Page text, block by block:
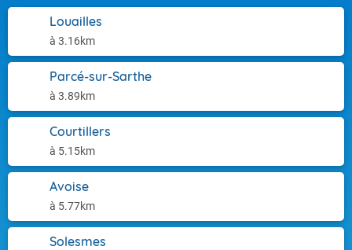
Louailles
à 3.16km
Parcé-sur-Sarthe
à 3.89km
Courtillers
à 5.15km
Avoise
à 5.77km
Solesmes